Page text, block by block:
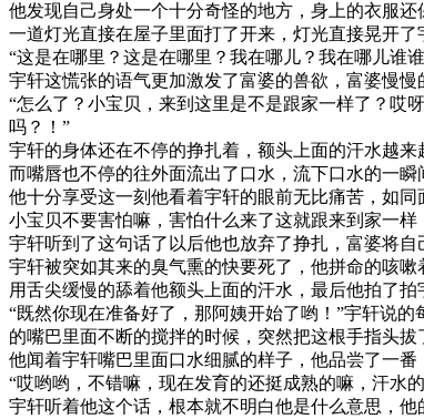
他发现自己身处一个十分奇怪的地方，身上的衣服
一道灯光直接在屋子里面打了开来，灯光直接晃开
“这是在哪里？这是在哪里？我在哪儿？我在哪儿谁
宇轩这慌张的语气更加激发了富婆的兽欲，富婆慢
“怎么了？小宝贝，来到这里是不是跟家一样了？哎
吗？！”
宇轩的身体还在不停的挣扎着，额头上面的汗水越
而嘴唇也不停的往外面流出了口水，流下口水的一
他十分享受这一刻他看着宇轩的眼前无比痛苦，如
小宝贝不要害怕嘛，害怕什么来了这就跟来到家一
宇轩听到了这句话了以后他也放弃了挣扎，富婆将
宇轩被突如其来的臭气熏的快要死了，他拼命的咳
用舌尖缓慢的舔着他额头上面的汗水，最后他拍了拍
“既然你现在准备好了，那阿姨开始了哟！”宇轩说
的嘴巴里面不断的搅拌的时候，突然把这根手指头拔
他闻着宇轩嘴巴里面口水细腻的样子，他品尝了一番
“哎哟哟，不错嘛，现在发育的还挺成熟的嘛，汗水
宇轩听着他这个话，根本就不明白他是什么意思，